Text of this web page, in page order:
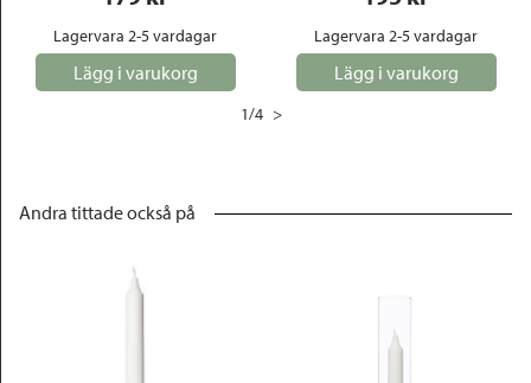
Lagervara 2-5 vardagar
Lägg i varukorg
Lagervara 2-5 vardagar
Lägg i varukorg
1/4 >
Andra tittade också på